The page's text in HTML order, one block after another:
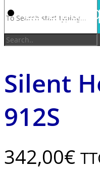
La
Silent
912S
342,00€